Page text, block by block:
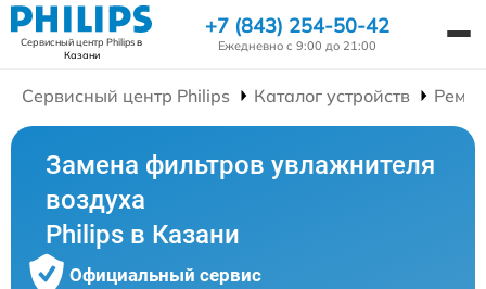
Сервисный центр Philipsв
Казани
+7 (843) 254-50-42
Ежедневно с 9:00 до 21:00
Сервисный центр Philips Каталог устройств
Замена фильтров увлажнителя
воздуха
Philips в Казани
Официальный сервис